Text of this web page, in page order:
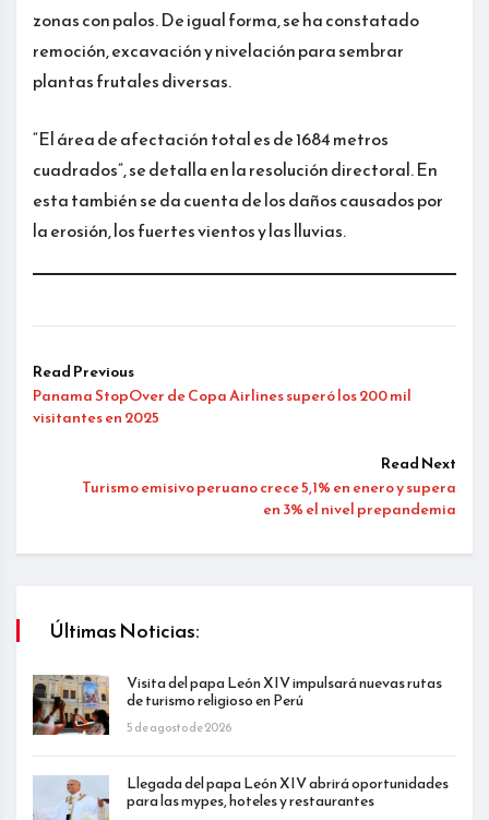
zonas con palos. De igual forma, se ha constatado
remoción, excavación y nivelación para sembrar
plantas frutales diversas.
“El área de afectación total es de 1684 metros
cuadrados”, se detalla en la resolución directoral. En
esta también se da cuenta de los daños causados por
la erosión, los fuertes vientos y las lluvias.
Read Previous
Panama StopOver de Copa Airlines superó los 200 mil
visitantes en 2025
Read Next
Turismo emisivo peruano crece 5,1% en enero y supera
en 3% el nivel prepandemia
Últimas Noticias:
Visita del papa León XIV impulsará nuevas rutas
de turismo religioso en Perú
5 de agosto de 2026
Llegada del papa León XIV abrirá oportunidades
para las mypes, hoteles y restaurantes